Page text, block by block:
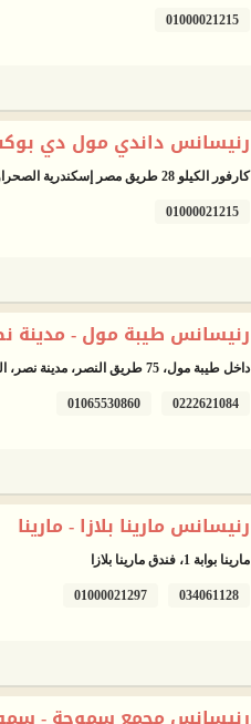
01000021215
رنيسانس داندي مول دي
كارفور الكيلو 28 طريق مصر إسكندرية الصحراوى، 6 أكتوبر
01000021215
رنيسانس طيبة مول - مدينة
داخل طيبة مول، 75 طريق النصر، مدينة نصر، القاهرة
0222621084
01065530860
رنيسانس مارينا بلازا - مارينا
مارينا بوابة 1، فندق مارينا بلازا
034061128
01000021297